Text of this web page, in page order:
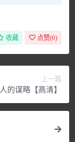
收藏 点赞(0)
上一篇
的谋略【高清】